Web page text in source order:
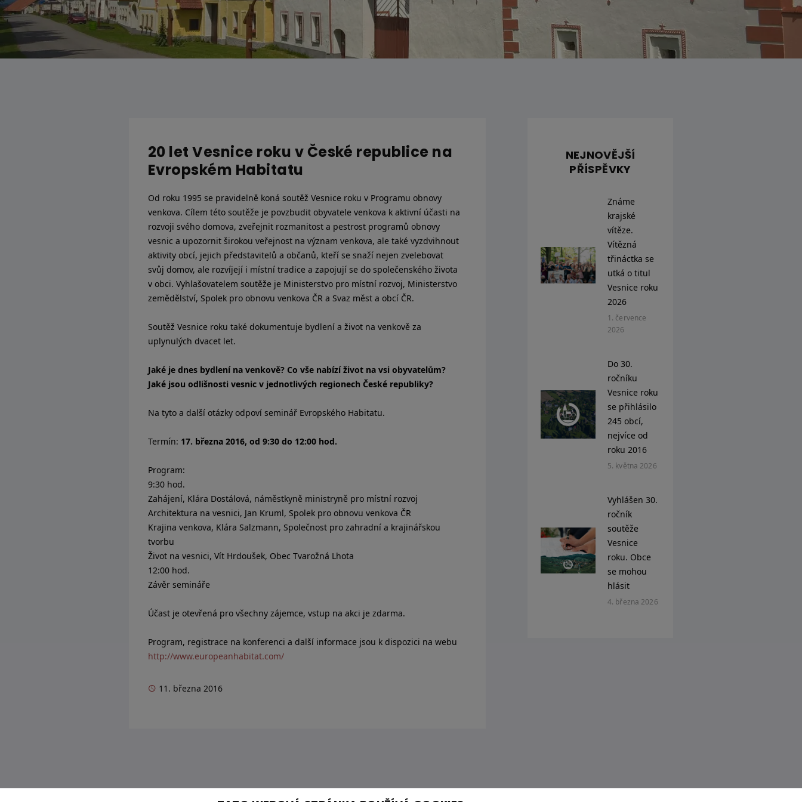
20 let Vesnice roku v České republice na
Evropském Habitatu
Od roku 1995 se pravidelně koná soutěž Vesnice roku v Programu obnovy
venkova. Cílem této soutěže je povzbudit obyvatele venkova k aktivní účasti na
rozvoji svého domova, zveřejnit rozmanitost a pestrost programů obnovy
vesnic a upozornit širokou veřejnost na význam venkova, ale také vyzdvihnout
aktivity obcí, jejich představitelů a občanů, kteří se snaží nejen zvelebovat
svůj domov, ale rozvíjejí i místní tradice a zapojují se do společenského života
v obci. Vyhlašovatelem soutěže je Ministerstvo pro místní rozvoj, Ministerstvo
zemědělství, Spolek pro obnovu venkova ČR a Svaz měst a obcí ČR.
Soutěž Vesnice roku také dokumentuje bydlení a život na venkově za
uplynulých dvacet let.
Jaké je dnes bydlení na venkově? Co vše nabízí život na vsi obyvatelům?
Jaké jsou odlišnosti vesnic v jednotlivých regionech České republiky?
Na tyto a další otázky odpoví seminář Evropského Habitatu.
Termín: 17. března 2016, od 9:30 do 12:00 hod.
Program:
9:30 hod.
Zahájení, Klára Dostálová, náměstkyně ministryně pro místní rozvoj
Architektura na vesnici, Jan Kruml, Spolek pro obnovu venkova ČR
Krajina venkova, Klára Salzmann, Společnost pro zahradní a krajinářskou
tvorbu
Život na vesnici, Vít Hrdoušek, Obec Tvarožná Lhota
12:00 hod.
Závěr semináře
Účast je otevřená pro všechny zájemce, vstup na akci je zdarma.
Program, registrace na konferenci a další informace jsou k dispozici na webu
http://www.europeanhabitat.com/
11. března 2016
NEJNOVĚJŠÍ
PŘÍSPĚVKY
Známe
krajské
vítěze.
Vítězná
třináctka se
utká o titul
Vesnice roku
2026
1. července
2026
Do 30.
ročníku
Vesnice roku
se přihlásilo
245 obcí,
nejvíce od
roku 2016
5. května 2026
Vyhlášen 30.
ročník
soutěže
Vesnice
roku. Obce
se mohou
hlásit
4. března 2026